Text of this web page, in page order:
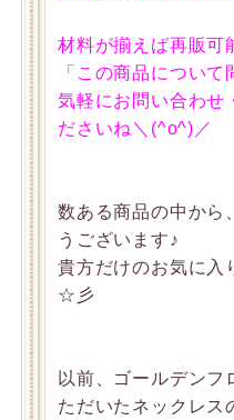
材料が揃えば再販可
「この商品につい
気軽にお問い合わせ
ださいね＼(^o^)／
数ある商品の中から
うございます♪
貴方だけのお気に入
☆彡
以前、ゴールデンフ
ただいたネックレス